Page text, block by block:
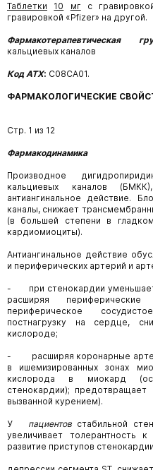
Таблетки 10 мг с
гравировкой «Pfizer» на другой.
Фармакотерапевтическая
кальциевых каналов
Код АТХ: С08СА01.
ФАРМАКОЛОГИЧЕСКИЕ
Стр. 1 из 12
Фармакодинамика
Производное
кальциевых каналов
антиангинальное действие.
каналы, снижает
(в большей степени в
кардиомиоциты).
Антиангинальное действие
и периферических артерий и
- при стенокардии
расширяя
периферическое
постнагрузку на сердце,
кислороде;
- расширяя коронарные
в ишемизированных зонах
кислорода в миокард
стенокардии);
вызванной курением).
У пациентов стабильной
увеличивает толерантность
к
развитие приступов